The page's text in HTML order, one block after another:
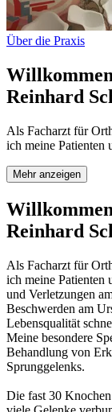
Über die Praxis
Reinhard
Als Facharzt für
ich meine Patienten
Mehr anzeigen
Reinhard
Als Facharzt für
ich meine Patienten
und Verletzungen
Beschwerden am
Lebensqualität
Meine besondere
Behandlung von
Sprunggelenks.
Die fast 30 Knochen